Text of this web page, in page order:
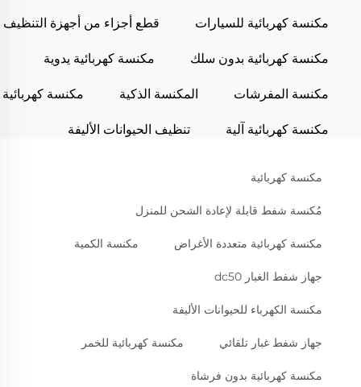
مكنسة كهربائية للسيارات
قطع أجزاء من أجهزة التنظيف
مكنسة كهربائية بدون سلك
مكنسة كهربائية يدوية
مكنسة المفرشات
المكنسة الذكية
مكنسة كهربائية
مكنسة كهربائية آلية
تنظيف الحيوانات الأليفة
مكنسة كهربائية
مُكنسة شفط قابلة لإعادة الشحن للمنزل
مكنسة كهربائية متعددة الأغراض مكنسة الكمية
جهاز شفط الغبار dc50
مكنسة الكهرباء للحيوانات الأليفة
جهاز شفط غبار تلقائي مكنسة كهربائية للخمر
مكنسة كهربائية بدون فرشاة